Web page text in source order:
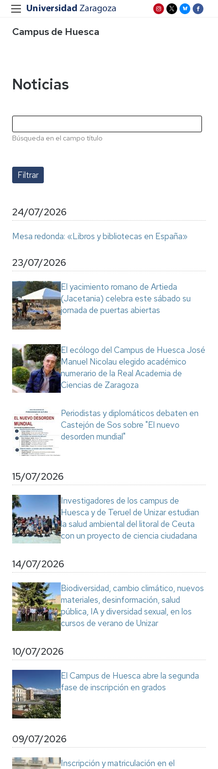
Campus de Huesca
Noticias
Búsqueda en el campo título
24/07/2026
Mesa redonda: «Libros y bibliotecas en España»
23/07/2026
El yacimiento romano de Artieda
(Jacetania) celebra este sábado su
jornada de puertas abiertas
El ecólogo del Campus de Huesca José
Manuel Nicolau elegido académico
numerario de la Real Academia de
Ciencias de Zaragoza
Periodistas y diplomáticos debaten en
Castejón de Sos sobre "El nuevo
desorden mundial"
15/07/2026
Investigadores de los campus de
Huesca y de Teruel de Unizar estudian
la salud ambiental del litoral de Ceuta
con un proyecto de ciencia ciudadana
14/07/2026
Biodiversidad, cambio climático, nuevos
materiales, desinformación, salud
pública, IA y diversidad sexual, en los
cursos de verano de Unizar
10/07/2026
El Campus de Huesca abre la segunda
fase de inscripción en grados
09/07/2026
Inscripción y matriculación en el